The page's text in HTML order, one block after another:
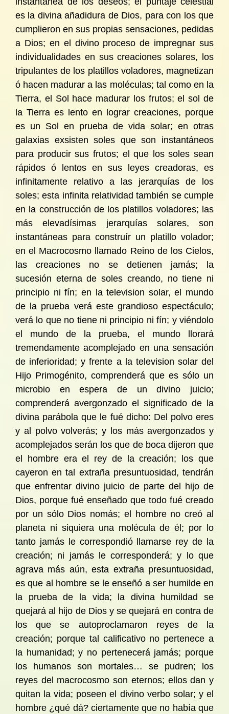
es la divina añadidura de Dios, para con los que
cumplieron en sus propias sensaciones, pedidas
a Dios; en el divino proceso de impregnar sus
individualidades en sus creaciones solares, los
tripulantes de los platillos voladores, magnetizan
ó hacen madurar a las moléculas; tal como en la
Tierra, el Sol hace madurar los frutos; el sol de
la Tierra es lento en lograr creaciones, porque
es un Sol en prueba de vida solar; en otras
galaxias exsisten soles que son instantáneos
para producir sus frutos; el que los soles sean
rápidos ó lentos en sus leyes creadoras, es
infinitamente relativo a las jerarquías de los
soles; esta infinita relatividad también se cumple
en la construcción de los platillos voladores; las
más elevadísimas jerarquías solares, son
instantáneas para construír un platillo volador;
en el Macrocosmo llamado Reino de los Cielos,
las creaciones no se detienen jamás; la
sucesión eterna de soles creando, no tiene ni
principio ni fín; en la television solar, el mundo
de la prueba verá este grandioso espectáculo;
verá lo que no tiene ni principio ni fín; y viéndolo
el mundo de la prueba, el mundo llorará
tremendamente acomplejado en una sensación
de inferioridad; y frente a la television solar del
Hijo Primogénito, comprenderá que es sólo un
microbio en espera de un divino juicio;
comprenderá avergonzado el significado de la
divina parábola que le fué dicho: Del polvo eres
y al polvo volverás; y los más avergonzados y
acomplejados serán los que de boca dijeron que
el hombre era el rey de la creación; los que
cayeron en tal extraña presuntuosidad, tendrán
que enfrentar divino juicio de parte del hijo de
Dios, porque fué enseñado que todo fué creado
por un sólo Dios nomás; el hombre no creó al
planeta ni siquiera una molécula de él; por lo
tanto jamás le correspondió llamarse rey de la
creación; ni jamás le corresponderá; y lo que
agrava más aún, esta extraña presuntuosidad,
es que al hombre se le enseñó a ser humilde en
la prueba de la vida; la divina humildad se
quejará al hijo de Dios y se quejará en contra de
los que se autoproclamaron reyes de la
creación; porque tal calificativo no pertenece a
la humanidad; y no pertenecerá jamás; porque
los humanos son mortales… se pudren; los
reyes del macrocosmo son eternos; ellos dan y
quitan la vida; poseen el divino verbo solar; y el
hombre ¿qué dá? ciertamente que no había que